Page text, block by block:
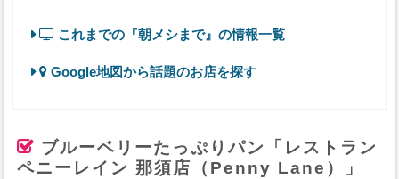
これまでの『朝メシまで』の情報一覧
Google地図から話題のお店を探す
ブルーベリーたっぷりパン「レストラン
ペニーレイン 那須店（Penny Lane）」